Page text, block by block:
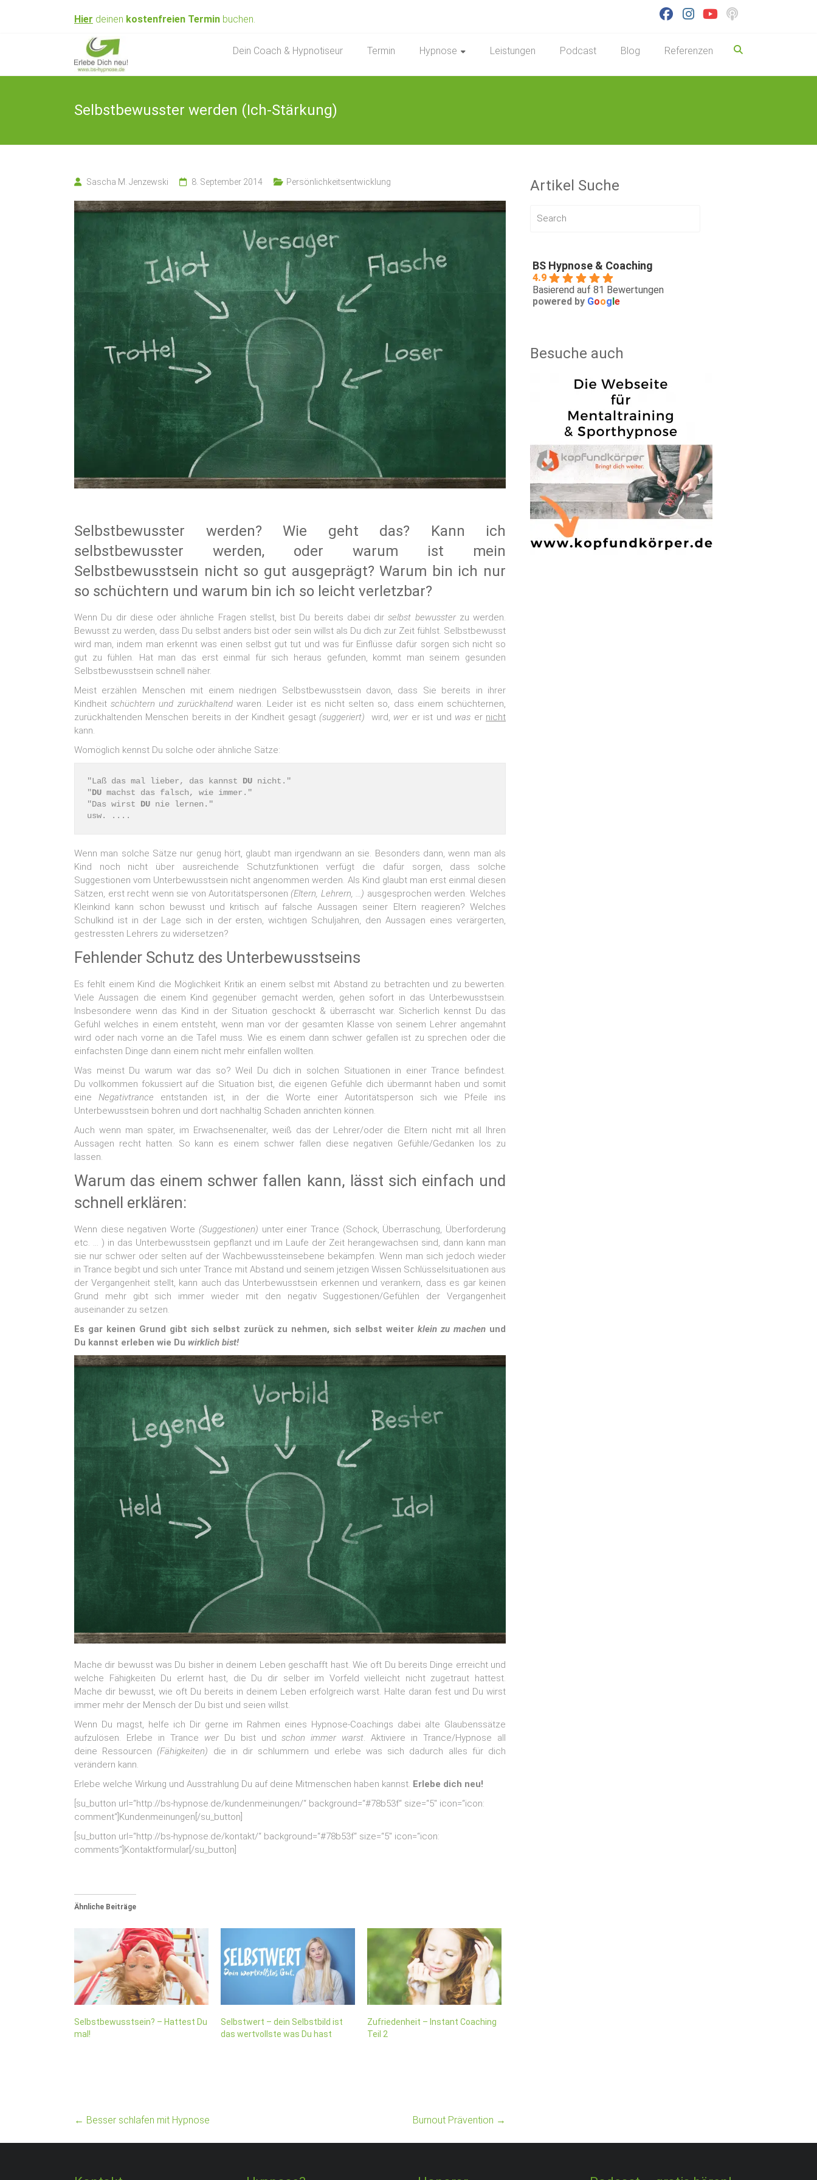
Hier deinen kostenfreien Termin buchen.
BS
Hypnose
&
Hypnose nahe
Braunschweig
Dein Coach & Hypnotiseur Termin Hypnose Leistungen Podcast Blog Referenzen
Selbstbewusster werden (Ich-Stärkung)
Sascha M. Jenzewski 8. September 2014 Persönlichkeitsentwicklung
Selbstbewusster werden? Wie geht das? Kann ich
selbstbewusster werden, oder warum ist mein
Selbstbewusstsein nicht so gut ausgeprägt? Warum bin ich nur
so schüchtern und warum bin ich so leicht verletzbar?
Wenn Du dir diese oder ähnliche Fragen stellst, bist Du bereits dabei dirselbst bewussterzu werden.
Bewusst zu werden, dass Du selbst anders bist oder sein willst als Du dich zur Zeit fühlst. Selbstbewusst
wird man, indem man erkennt was einen selbst gut tut und was für Einflüsse dafür sorgen sich nicht so
gut zu fühlen. Hat man das erst einmal für sich heraus gefunden, kommt man seinem gesunden
Selbstbewusstsein schnell näher.
Meist erzählen Menschen mit einem niedrigen Selbstbewusstsein davon, dass Sie bereits in ihrer
Kindheitschüchtern und zurückhaltendwaren. Leider ist es nicht selten so, dass einem schüchternen,
zurückhaltenden Menschen bereits in der Kindheit gesagt (suggeriert) wird, wer er ist und was er nicht
kann.
Womöglich kennst Du solche oder ähnliche Sätze:
"Laß das mal lieber, das kannst DU nicht."
"DU machst das falsch, wie immer."
"Das wirst DU nie lernen."
usw. ....
Wenn man solche Sätze nur genug hört, glaubt man irgendwann an sie. Besonders dann, wenn man als
Kind noch nicht über ausreichende Schutzfunktionen verfügt die dafür sorgen, dass solche
Suggestionen vom Unterbewusstsein nicht angenommen werden. Als Kind glaubt man erst einmal diesen
Sätzen, erst recht wenn sie von Autoritätspersonen (Eltern, Lehrern, …) ausgesprochen werden. Welches
Kleinkind kann schon bewusst und kritisch auf falsche Aussagen seiner Eltern reagieren? Welches
Schulkind ist in der Lage sich in der ersten, wichtigen Schuljahren, den Aussagen eines verärgerten,
gestressten Lehrers zu widersetzen?
Fehlender Schutz des Unterbewusstseins
Es fehlt einem Kind die Möglichkeit Kritik an einem selbst mit Abstand zu betrachten und zu bewerten.
Viele Aussagen die einem Kind gegenüber gemacht werden, gehen sofort in das Unterbewusstsein.
Insbesondere wenn das Kind in der Situation geschockt & überrascht war. Sicherlich kennst Du das
Gefühl welches in einem entsteht, wenn man vor der gesamten Klasse von seinem Lehrer angemahnt
wird oder nach vorne an die Tafel muss. Wie es einem dann schwer gefallen ist zu sprechen oder die
einfachsten Dinge dann einem nicht mehr einfallen wollten.
Was meinst Du warum war das so? Weil Du dich in solchen Situationen in einer Trance befindest.
Du vollkommen fokussiert auf die Situation bist, die eigenen Gefühle dich übermannt haben und somit
eine Negativtrance entstanden ist, in der die Worte einer Autoritätsperson sich wie Pfeile ins
Unterbewusstsein bohren und dort nachhaltig Schaden anrichten können.
Auch wenn man später, im Erwachsenenalter, weiß das der Lehrer/oder die Eltern nicht mit all Ihren
Aussagen recht hatten. So kann es einem schwer fallen diese negativen Gefühle/Gedanken los zu
lassen.
Warum das einem schwer fallen kann, lässt sich einfach und
schnell erklären:
Wenn diese negativen Worte (Suggestionen) unter einer Trance (Schock, Überraschung, Überforderung
etc. … ) in das Unterbewusstsein gepflanzt und im Laufe der Zeit herangewachsen sind, dann kann man
sie nur schwer oder selten auf der Wachbewussteinsebene bekämpfen. Wenn man sich jedoch wieder
in Trance begibt und sich unter Trance mit Abstand und seinem jetzigen Wissen Schlüsselsituationen aus
der Vergangenheit stellt, kann auch das Unterbewusstsein erkennen und verankern, dass es gar keinen
Grund mehr gibt sich immer wieder mit den negativ Suggestionen/Gefühlen der Vergangenheit
auseinander zu setzen.
Es gar keinen Grund gibt sich selbst zurück zu nehmen, sich selbst weiter klein zu machen und
Du kannst erleben wie Du wirklich bist!
Mache dir bewusst was Du bisher in deinem Leben geschafft hast. Wie oft Du bereits Dinge erreicht und
welche Fähigkeiten Du erlernt hast, die Du dir selber im Vorfeld vielleicht nicht zugetraut hattest.
Mache dir bewusst, wie oft Du bereits in deinem Leben erfolgreich warst. Halte daran fest und Du wirst
immer mehr der Mensch der Du bist und seien willst.
Wenn Du magst, helfe ich Dir gerne im Rahmen eines Hypnose-Coachings dabei alte Glaubenssätze
aufzulösen. Erlebe in Trance werDu bist undschon immer warst. Aktiviere in Trance/Hypnose all
deine Ressourcen (Fähigkeiten) die in dir schlummern und erlebe was sich dadurch alles für dich
verändern kann.
Erlebe welche Wirkung und Ausstrahlung Du auf deine Mitmenschen haben kannst. Erlebe dich neu!
[su_button url=“http://bs-hypnose.de/kundenmeinungen/“ background=“#78b53f“ size=“5″ icon=“icon:
comment“]Kundenmeinungen[/su_button]
[su_button url=“http://bs-hypnose.de/kontakt/“ background=“#78b53f“ size=“5″ icon=“icon:
comments“]Kontaktformular[/su_button]
Ähnliche Beiträge
Selbstbewusstsein? – Hattest Du
mal!
Selbstwert – dein Selbstbild ist
das wertvollste was Du hast
Zufriedenheit – Instant Coaching
Teil 2
← Besser schlafen mit Hypnose Burnout Prävention →
Artikel Suche
BS Hypnose & Coaching
4.9
Basierend auf 81 Bewertungen
powered by Google
Besuche auch